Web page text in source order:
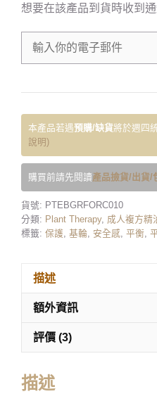
想要在該產品到貨時收到通
本產品若遇預購/缺貨將於週四
說明)
購買前請先閱讀產品撿貨/出貨/
貨號: PTEBGRFORC010
分類: Plant Therapy, 成人複方精
標籤: 保護, 基輪, 安全感, 平衡,
描述
額外資訊
評價 (3)
描述